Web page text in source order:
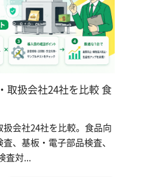
取扱会社24社を比較 食
会社24社を比較。食品向
、基板・電子部品検査、
査対...